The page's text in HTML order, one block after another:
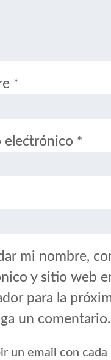
*
electrónico *
mi nombre,
y sitio web
para la
un comentario.
un email con cada